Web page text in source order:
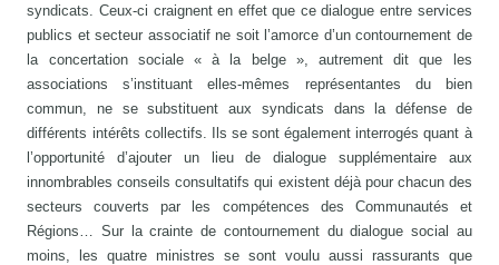
syndicats. Ceux-ci craignent en effet que ce dialogue entre services
publics et secteur associatif ne soit l’amorce d’un contournement de
la concertation sociale « à la belge », autrement dit que les
associations s’instituant elles-mêmes représentantes du bien
commun, ne se substituent aux syndicats dans la défense de
différents intérêts collectifs. Ils se sont également interrogés quant à
l’opportunité d’ajouter un lieu de dialogue supplémentaire aux
innombrables conseils consultatifs qui existent déjà pour chacun des
secteurs couverts par les compétences des Communautés et
Régions… Sur la crainte de contournement du dialogue social au
moins, les quatre ministres se sont voulu aussi rassurants que